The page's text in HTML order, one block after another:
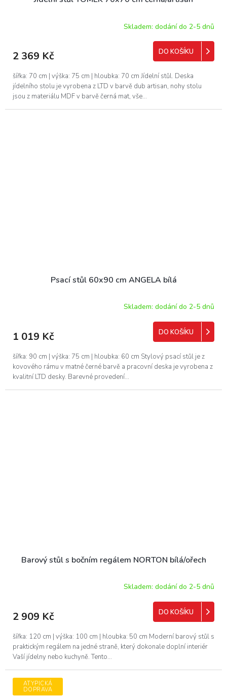
Skladem: dodání do 2-5 dnů
2 369 Kč DO KOŠÍKU
šířka: 70 cm | výška: 75 cm | hloubka: 70 cm Jídelní stůl. Deska
jídelního stolu je vyrobena z LTD v barvě dub artisan, nohy stolu
jsou z materiálu MDF v barvě černá mat, vše...
Psací stůl 60x90 cm ANGELA bílá
Skladem: dodání do 2-5 dnů
1 019 Kč DO KOŠÍKU
šířka: 90 cm | výška: 75 cm | hloubka: 60 cm Stylový psací stůl je z
kovového rámu v matné černé barvě a pracovní deska je vyrobena z
kvalitní LTD desky. Barevné provedení...
Barový stůl s bočním regálem NORTON bílá/ořech
Skladem: dodání do 2-5 dnů
2 909 Kč DO KOŠÍKU
šířka: 120 cm | výška: 100 cm | hloubka: 50 cm Moderní barový stůl s
praktickým regálem na jedné straně, který dokonale doplní interiér
Vaší jídelny nebo kuchyně. Tento...
ATYPICKÁ
DOPRAVA